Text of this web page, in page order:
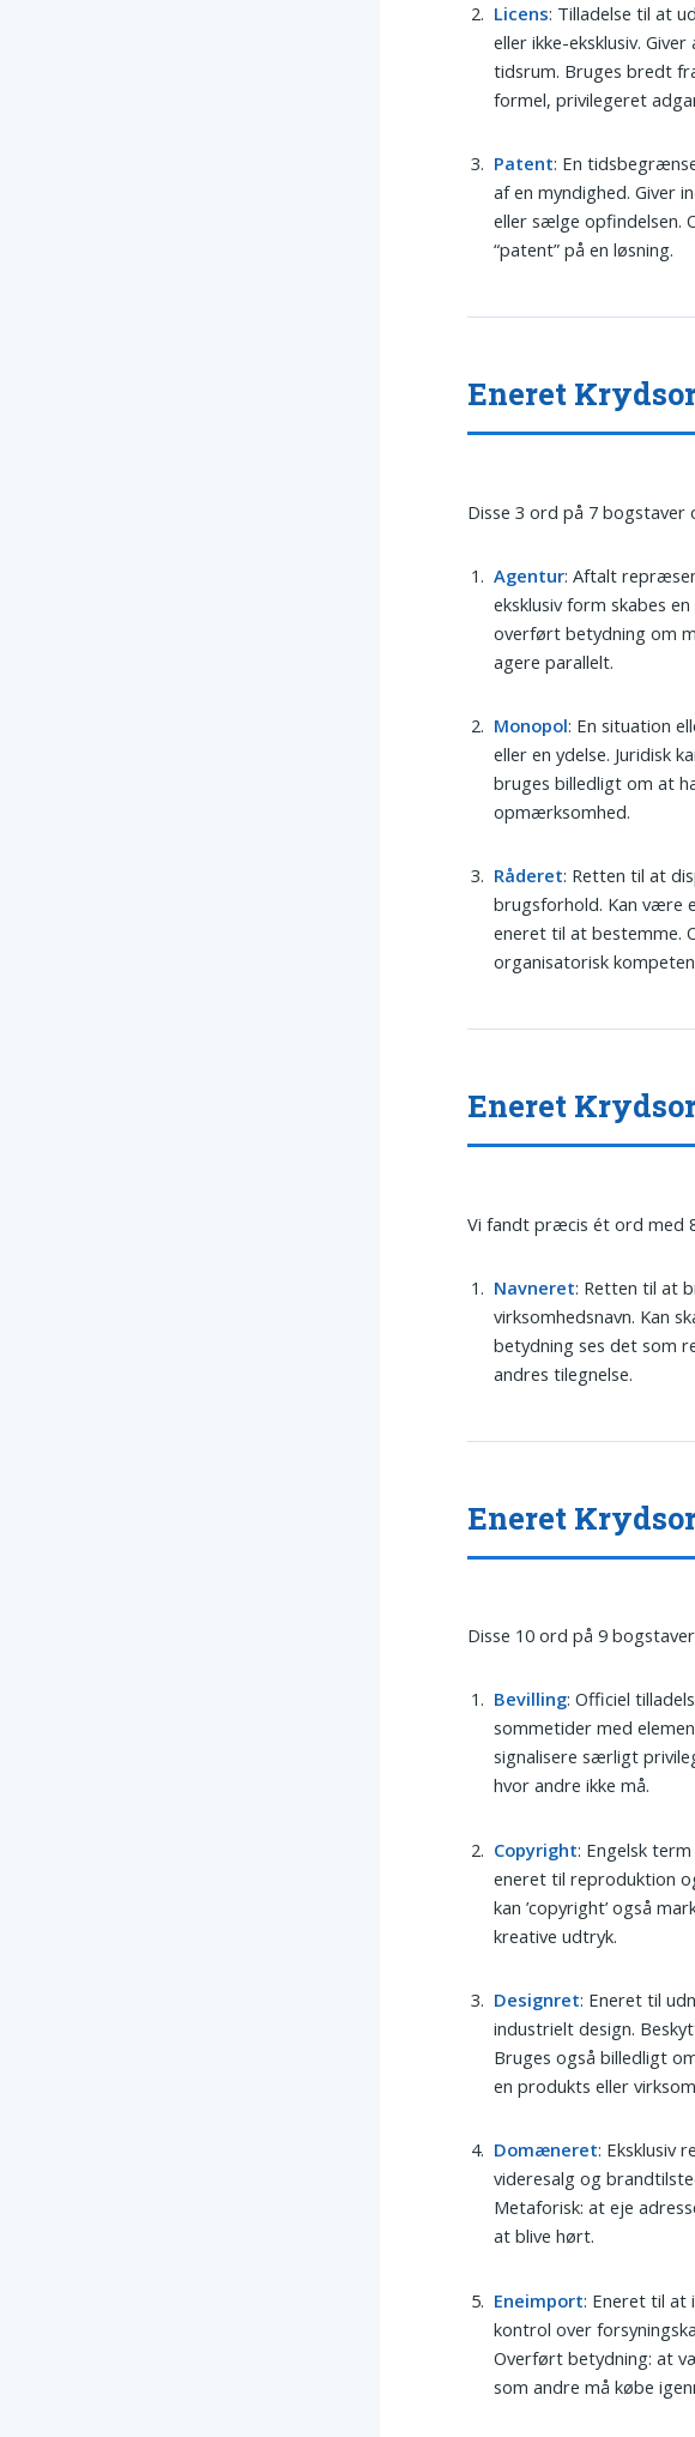
Licens: Tilladelse til at
eller ikke-eksklusiv.
tidsrum. Bruges bredt
formel, privilegeret
Patent: En
af en myndighed. Giver
eller sælge opfindelsen.
“patent” på en løsning.
Eneret
Disse 3 ord på 7
Agentur: Aftalt
eksklusiv form skabes
overført betydning om
agere parallelt.
Monopol: En situation
eller en ydelse. Juridisk
bruges billedligt om at
opmærksomhed.
Råderet: Retten til at
brugsforhold. Kan være
eneret til at bestemme.
organisatorisk
Eneret
Vi fandt præcis ét ord med
Navneret: Retten til at
virksomhedsnavn. Kan
betydning ses det som
andres tilegnelse.
Eneret
Disse 10 ord på 9
Bevilling: Officiel
sommetider med
signalisere særligt
hvor andre ikke må.
Copyright: Engelsk
eneret til reproduktion
kan ’copyright’ også
kreative udtryk.
Designret: Eneret til
industrielt design.
Bruges også billedligt
en produkts eller
Domæneret: Eksklusiv
videresalg og
Metaforisk: at eje
at blive hørt.
Eneimport: Eneret til at
kontrol over
Overført betydning: at
som andre må købe